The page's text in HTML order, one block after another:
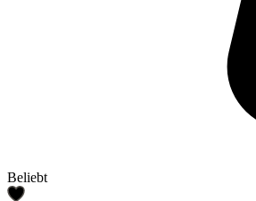
Beliebt